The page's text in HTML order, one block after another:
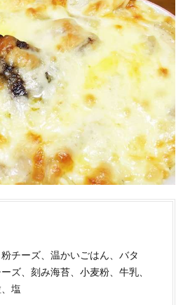
チーズ、温かいごはん、バタ
ズ、刻み海苔、小麦粉、牛乳、
塩